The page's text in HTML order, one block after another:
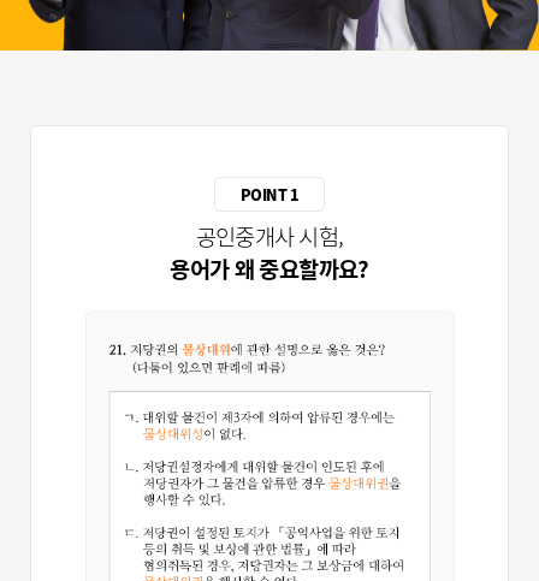
POINT 1
공인중개사 시험,
용어가 왜 중요할까요?